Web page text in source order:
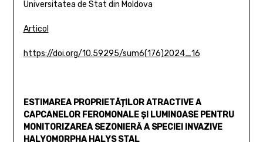
Universitatea de Stat din Moldova
Articol
https://doi.org/10.59295/sum6(176)2024_16
ESTIMAREA PROPRIETĂȚILOR ATRACTIVE A
CAPCANELOR FEROMONALE ȘI LUMINOASE PENTRU
MONITORIZAREA SEZONIERĂ A SPECIEI INVAZIVE
HALYOMORPHA HALYS STAL